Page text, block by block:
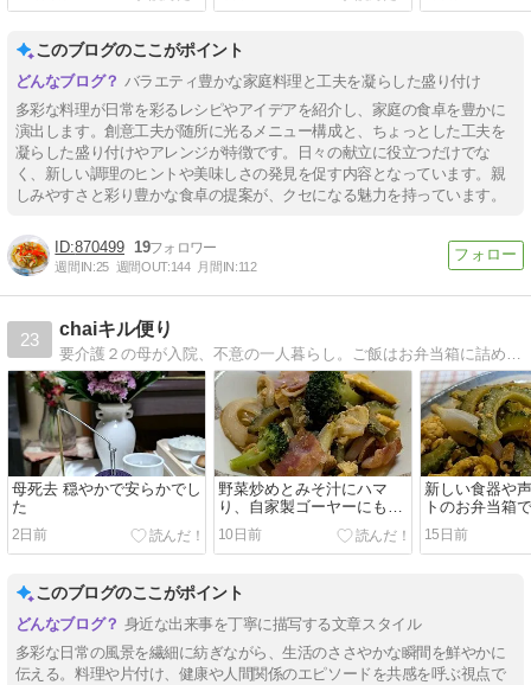
このブログのここがポイント
バラエティ豊かな家庭料理と工夫を凝らした盛り付け
多彩な料理が日常を彩るレシピやアイデアを紹介し、家庭の食卓を豊かに
演出します。創意工夫が随所に光るメニュー構成と、ちょっとした工夫を
凝らした盛り付けやアレンジが特徴です。日々の献立に役立つだけでな
く、新しい調理のヒントや美味しさの発見を促す内容となっています。親
しみやすさと彩り豊かな食卓の提案が、クセになる魅力を持っています。
870499 19
週間IN:25 週間OUT:144 月間IN:112
23
chaiキル便り
母死去 穏やかで安らかでし
た
2日前
野菜炒めとみそ汁にハマ
り、自家製ゴーヤーにも励
まされ、色々あるけどもう
一日頑張ってみる、まだ頑
張れる歳だからね。
10日前
新しい食器や
トのお弁当箱
夏野菜ゴーヤ
ーをもらい、
けないで・・・
15日前
このブログのここがポイント
身近な出来事を丁寧に描写する文章スタイル
多彩な日常の風景を繊細に紡ぎながら、生活のささやかな瞬間を鮮やかに
伝える。料理や片付け、健康や人間関係のエピソードを共感を呼ぶ視点で